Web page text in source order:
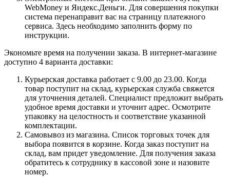
WebMoney и Яндекс.Деньги. Для совершения покупки
система перенаправит вас на страницу платежного
сервиса. Здесь необходимо заполнить форму по
инструкции.
Экономьте время на получении заказа. В интернет-магазине
доступно 4 варианта доставки:
Курьерская доставка работает с 9.00 до 23.00. Когда
товар поступит на склад, курьерская служба свяжется
для уточнения деталей. Специалист предложит выбрать
удобное время доставки и уточнит адрес. Осмотрите
упаковку на целостность и соответствие указанной
комплектации.
Самовывоз из магазина. Список торговых точек для
выбора появится в корзине. Когда заказ поступит на
склад, вам придет уведомление. Для получения заказа
обратитесь к сотруднику в кассовой зоне и назовите
номер.